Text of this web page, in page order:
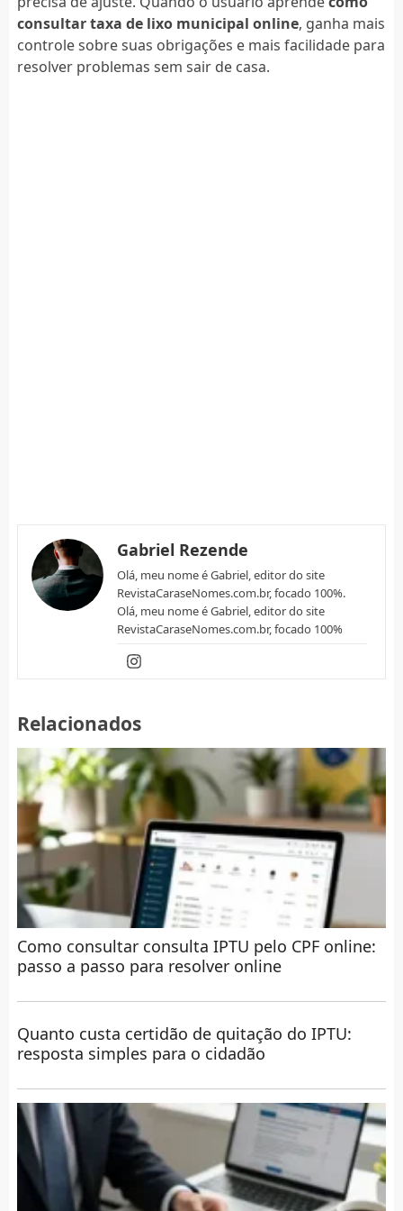
consultar taxa de lixo municipal online, ganha mais
controle sobre suas obrigações e mais facilidade para
resolver problemas sem sair de casa.
Gabriel Rezende
Olá, meu nome é Gabriel, editor do site
RevistaCaraseNomes.com.br, focado 100%.
Olá, meu nome é Gabriel, editor do site
RevistaCaraseNomes.com.br, focado 100%
Relacionados
Como consultar consulta IPTU pelo CPF online:
passo a passo para resolver online
Quanto custa certidão de quitação do IPTU:
resposta simples para o cidadão